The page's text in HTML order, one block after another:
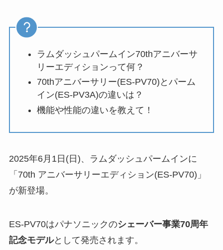
ラムダッシュパームイン70thアニバーサ
リーエディションって何？
70thアニバーサリー(ES-PV70)とパーム
イン(ES-PV3A)の違いは？
機能や性能の違いを教えて！
2025年6月1日(日)、ラムダッシュパームインに
「70th アニバーサリーエディション(ES-PV70)」
が新登場。
ES-PV70はパナソニックのシェーバー事業70周年
記念モデルとして発売されます。